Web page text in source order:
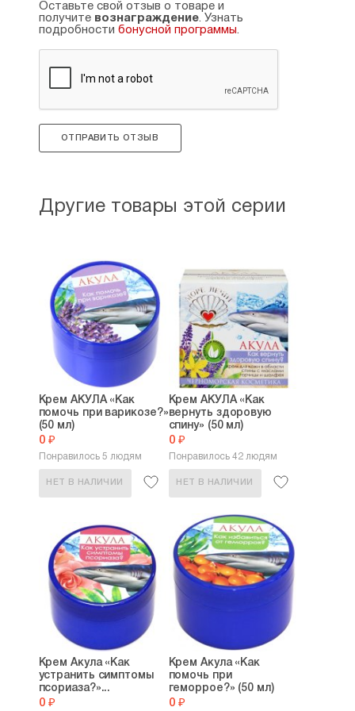
Оставьте свой отзыв о товаре и
получите вознаграждение. Узнать
подробности бонусной программы.
ОТПРАВИТЬ ОТЗЫВ
Другие товары этой серии
Крем АКУЛА «Как
помочь при варикозе?»
(50 мл)
0 ₽
Понравилось 5 людям
НЕТ В НАЛИЧИИ
Крем АКУЛА «Как
вернуть здоровую
спину» (50 мл)
0 ₽
Понравилось 42 людям
НЕТ В НАЛИЧИИ
Крем Акула «Как
устранить симптомы
псориаза?»...
0 ₽
Крем Акула «Как
помочь при
геморрое?» (50 мл)
0 ₽